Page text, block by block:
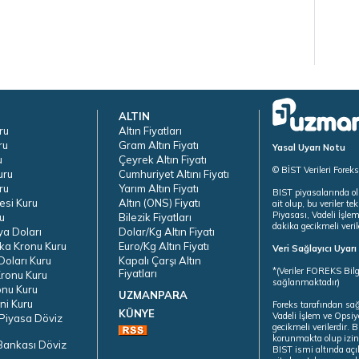
Kuru
Doları
Kronu Kuru
Kuru
Kuru
Kuru
Kuru
Döviz
Döviz
ALTIN
Altın Fiyatları
Gram Altın Fiyatı
Çeyrek Altın Fiyatı
Cumhuriyet Altını Fiyatı
Yarım Altın Fiyatı
Altın (ONS) Fiyatı
Bilezik Fiyatları
Dolar/Kg Altın Fiyatı
Euro/Kg Altın Fiyatı
Kapalı Çarşı Altın
Fiyatları
UZMANPARA
KÜNYE
Yasal Uyarı Notu
© BİST Verileri
BIST piyasalarında
ait olup, bu veriler
Piyasası, Vadeli
dakika gecikmeli
Veri Sağlayıcı
*(Veriler FOREKS
sağlanmaktadır)
Foreks tarafından
Vadeli İşlem ve
gecikmeli verilerdir.
korunmakta olup
BIST ismi altında